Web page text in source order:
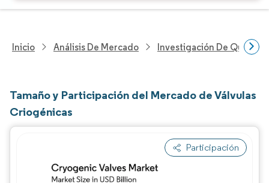
Inicio Análisis De Mercado Investigación De
Tamaño y Participación del Mercado de Válvulas
Criogénicas
Participación